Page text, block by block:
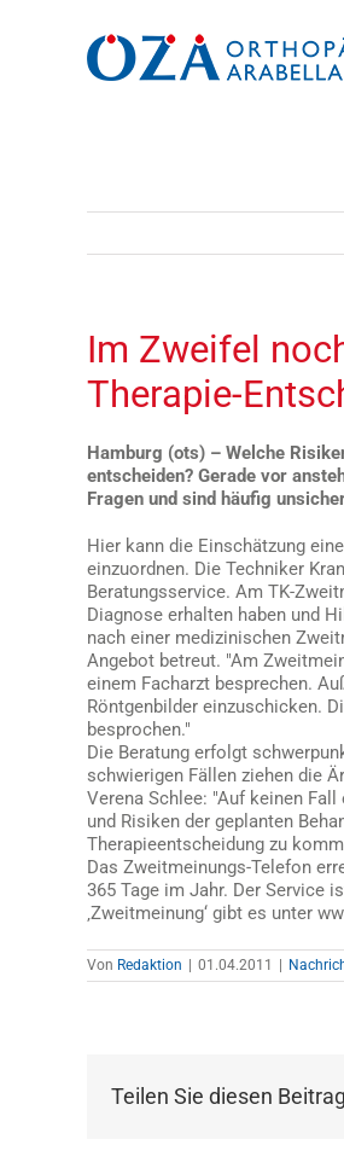
Im Zweifel
Therapie-
Hamburg (ots) – Welche
entscheiden? Gerade vor
Fragen und sind häufig
Hier kann die Einschätzung
einzuordnen. Die Techniker
Beratungsservice. Am TK-
Diagnose erhalten haben und
nach einer medizinischen
Angebot betreut. "Am
einem Facharzt besprechen.
Röntgenbilder einzuschicken.
besprochen."
Die Beratung erfolgt
schwierigen Fällen ziehen die
Verena Schlee: "Auf keinen
und Risiken der geplanten
Therapieentscheidung zu
Das Zweitmeinungs-Telefon
365 Tage im Jahr. Der Service
‚Zweitmeinung‘ gibt es unter
Von Redaktion | 01.04.2011 |
Teilen Sie diesen